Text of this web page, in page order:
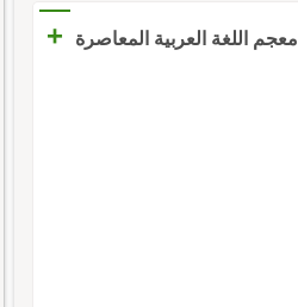
معجم اللغة العربية المعاصرة +